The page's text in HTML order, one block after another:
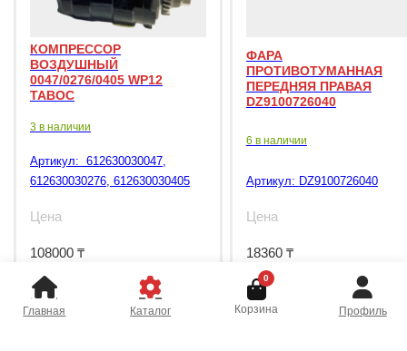
КОМПРЕССОР
ВОЗДУШНЫЙ
0047/0276/0405 WP12
TABOC
3 в наличии
Артикул: 612630030047,
612630030276, 612630030405
Цена
108000 ₸
ФАРА
ПРОТИВОТУМАННАЯ
ПЕРЕДНЯЯ ПРАВАЯ
DZ9100726040
6 в наличии
Артикул: DZ9100726040
Цена
18360 ₸
Главная Каталог
0
Корзина Профиль